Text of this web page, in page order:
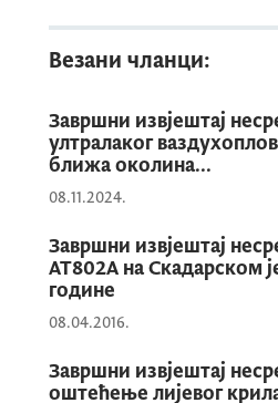
Везани чланци:
Завршни извјештај
ултралаког
ближа околина...
08.11.2024.
Завршни извјештај
АТ802А на Скадарском
године
08.04.2016.
Завршни извјештај
оштећење лијевог